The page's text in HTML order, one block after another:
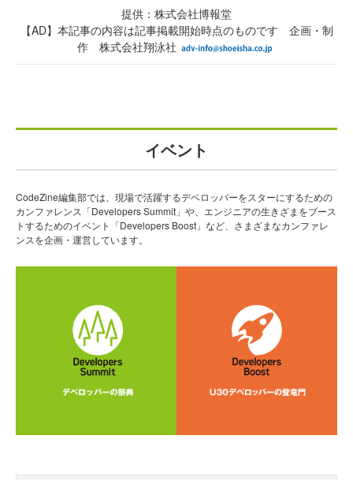
提供：株式会社博報堂
【AD】本記事の内容は記事掲載開始時点のものです 企画・制
作 株式会社翔泳社
イベント
CodeZine編集部では、現場で活躍するデベロッパーをスターにするための
カンファレンス「Developers Summit」や、エンジニアの生きざまをブース
トするためのイベント「Developers Boost」など、さまざまなカンファレ
ンスを企画・運営しています。